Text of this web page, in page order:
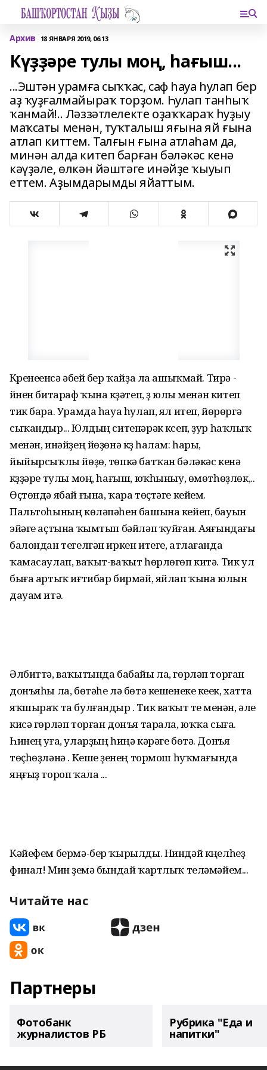
Архив 18 ЯНВАРЯ 2019, 06:13
Күҙҙәре тулы моң, һағыш...
...Эштән урамға сыҡҡас, саф һауа һулап бер
аҙ ҡуҙғалмайыраҡ торҙом. Һулап танһыҡ
ҡанмай!.. Ләззәтлелекте оҙаҡҡараҡ һуҙыу
маҡсаты менән, туҡталыш яғына яй ғына
атлап киттем. Талғын ғына атлаһам да,
минән алда китеп барған бәләкәс кенә
кәүҙәле, өлкән йәштәге инәйҙе ҡыуып
еттем. Аҙымдарымды яйаттым.
Күренеүенсә әбей бер ҡайҙа ла ашыҡмай. Тирә -
йүнен битараф ҡына күҙәтеп, үҙ юлы менән китеп
тик бара. Урамда һауа һулап, ял итеп, йөрөргә
сыҡандыр... Юлдың ситенәрәк күсеп, ҙур һаҡлыҡ
менән, инәйҙең йөҙөнә күҙ һалам: һары,
йыйырсыҡлы йөҙө, төпкә батҡан бәләкәс кенә
күҙҙәре тулы моң, һағыш, юҡһыныу, өмөтһөҙлөк,..
Өҫтөндә ябай ғына, ҡара төҫтәге кейем.
Пальтоһының көләпәһен башына кейеп, бауын
эйәге аҫтына ҡымтып бәйләп ҡуйған. Аяғындағы
балондан тегелгән иркен итеге, атлағанда
ҡамасаулап, ваҡыт-ваҡыт һөрлөгөп китә. Тик ул
быға артыҡ иғтибар бирмәй, яйлап ҡына юлын
дауам итә.
Әлбиттә, ваҡытында бабайы ла, гөрләп торған
донъяһы ла, бөтәһе лә бөтә кешенеке кеүек, хатта
яҡшыраҡ та булғандыр . Тик ваҡыт үтеү менән, әле
кисә гөрләп торған донъя тарала, юҡҡа сыға.
Һинең уға, уларҙың һиңә кәрәге бөтә. Донъя
төҫһөҙләнә . Кеше үҙенең тормош һуҡмағында
яңғыҙ тороп ҡала ...
Кәйефем бермә-бер ҡырылды. Ниндәй күңелһеҙ
финал! Мин үҙемә бындай ҡартлыҡ теләмәйем...
Читайте нас
Партнеры
Фотобанк
журналистов РБ
Рубрика "Еда и
напитки"